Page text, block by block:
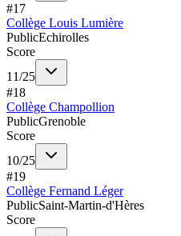
#17
Collège Louis Lumière
PublicEchirolles
Score
11/25
#18
Collège Champollion
PublicGrenoble
Score
10/25
#19
Collège Fernand Léger
PublicSaint-Martin-d'Hères
Score